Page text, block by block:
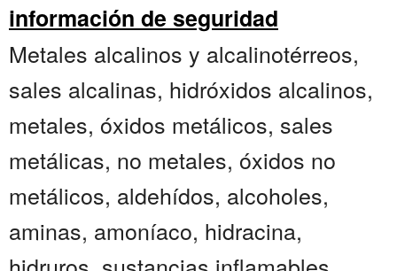
información de seguridad
Metales alcalinos y alcalinotérreos,
sales alcalinas, hidróxidos alcalinos,
metales, óxidos metálicos, sales
metálicas, no metales, óxidos no
metálicos, aldehídos, alcoholes,
aminas, amoníaco, hidracina,